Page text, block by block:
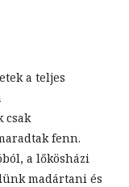
a teljes
csak
fenn.
a lőkösházi
madártani és